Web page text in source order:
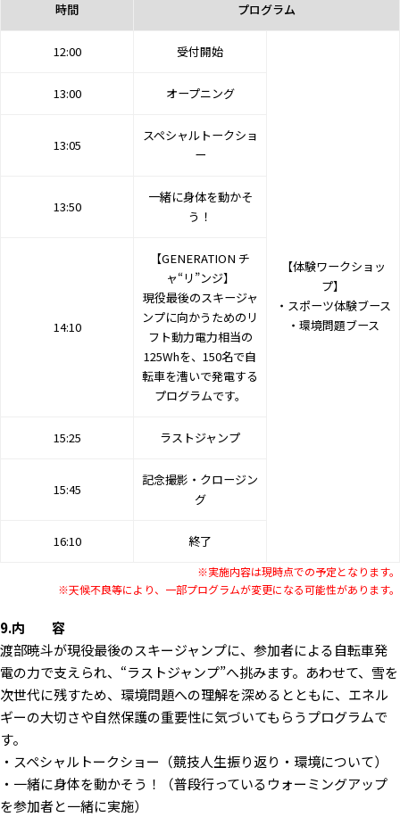
時間 プログラム
12:00 受付開始
【体験ワークショッ
プ】
・スポーツ体験ブース
・環境問題ブース
13:00 オープニング
13:05
スペシャルトークショ
ー
13:50
一緒に身体を動かそ
う！
14:10
【GENERATION チ
ャ“リ”ンジ】
現役最後のスキージャ
ンプに向かうためのリ
フト動力電力相当の
125Whを、150名で自
転車を漕いで発電する
プログラムです。
15:25 ラストジャンプ
15:45
記念撮影・クロージン
グ
16:10 終了
※実施内容は現時点での予定となります。
※天候不良等により、一部プログラムが変更になる可能性があります。
9.内 容
渡部暁斗が現役最後のスキージャンプに、参加者による自転車発
電の力で支えられ、“ラストジャンプ”へ挑みます。あわせて、雪を
次世代に残すため、環境問題への理解を深めるとともに、エネル
ギーの大切さや自然保護の重要性に気づいてもらうプログラムで
す。
・スペシャルトークショー（競技人生振り返り・環境について）
・一緒に身体を動かそう！（普段行っているウォーミングアップ
を参加者と一緒に実施）